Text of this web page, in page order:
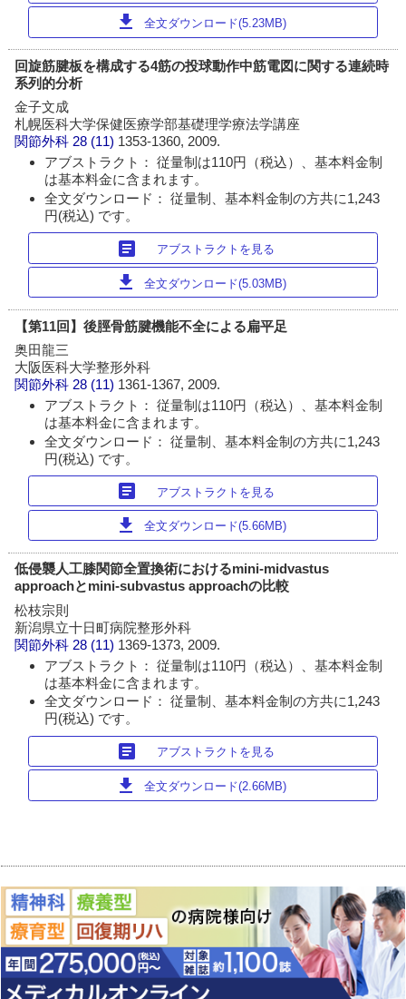
download 全文ダウンロード(5.23MB)
回旋筋腱板を構成する4筋の投球動作中筋電図に関する連続時
系列的分析
金子文成
札幌医科大学保健医療学部基礎理学療法学講座
関節外科 28 (11) 1353-1360, 2009.
アブストラクト： 従量制は110円（税込）、基本料金制
は基本料金に含まれます。
全文ダウンロード： 従量制、基本料金制の方共に1,243
円(税込) です。
article アブストラクトを見る
download 全文ダウンロード(5.03MB)
【第11回】後脛骨筋腱機能不全による扁平足
奥田龍三
大阪医科大学整形外科
関節外科 28 (11) 1361-1367, 2009.
アブストラクト： 従量制は110円（税込）、基本料金制
は基本料金に含まれます。
全文ダウンロード： 従量制、基本料金制の方共に1,243
円(税込) です。
article アブストラクトを見る
download 全文ダウンロード(5.66MB)
低侵襲人工膝関節全置換術におけるmini-midvastus
approachとmini-subvastus approachの比較
松枝宗則
新潟県立十日町病院整形外科
関節外科 28 (11) 1369-1373, 2009.
アブストラクト： 従量制は110円（税込）、基本料金制
は基本料金に含まれます。
全文ダウンロード： 従量制、基本料金制の方共に1,243
円(税込) です。
article アブストラクトを見る
download 全文ダウンロード(2.66MB)